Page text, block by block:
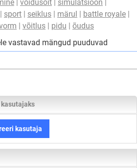
| võidusõit | simulatsioon |
| sport | seiklus | märul | battle royale |
| võitlus | pidu | õudus
vastavad mängud puuduvad
kasutaja